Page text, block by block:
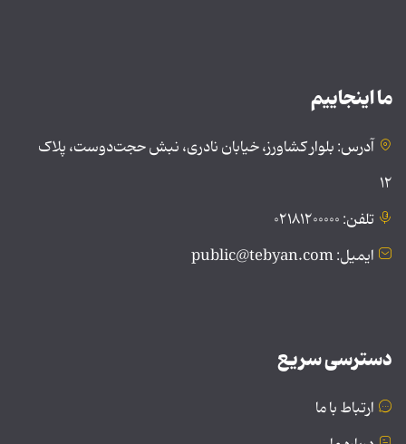
ما اینجاییم
آدرس: بلوار کشاورز، خیابان نادری، نبش حجت‌دوست، پلاک
۱۲
تلفن: ۰۲۱۸۱۲۰۰۰۰۰
ایمیل: public@tebyan.com
دسترسی سریع
ارتباط با ما